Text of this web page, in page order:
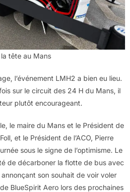
tête au Mans
l’événement LMH2 a bien eu lieu.
sur le circuit des 24 H du Mans, il
plutôt encourageant.
le maire du Mans et le Président de
et le Président de l’ACO, Pierre
sous le signe de l’optimisme. Le
de décarboner la flotte de bus avec
son souhait de voir voler
BlueSpirit Aero lors des prochaines